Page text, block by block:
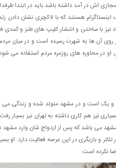
اش در آمد داشته باشد باید در ابتدا
هستند که با لاکچری نشان دادن
نیز با ساختن و انتشار کلیپ های طنز و
آن ها به شهرت رسیده است و در میان
او در محاوره های روزمره مردم استفاده می
و یک است و در مشهد متولد شده و زندگی
نیز هم کاری داشته به تهران نیز بسیار
می باشد که پس از ازدواج شان وارد مشهد
و بازیگری در این عرصه فعالیت دارد. او
نکرده است.